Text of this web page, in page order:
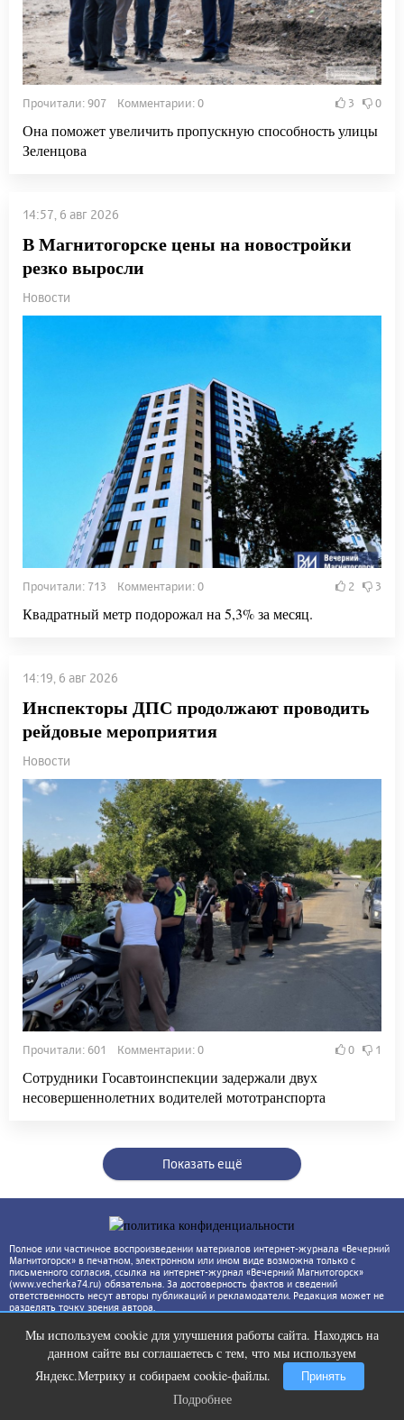
Прочитали: 907 Комментарии: 0 3 0
Она поможет увеличить пропускную способность улицы
Зеленцова
14:57, 6 авг 2026
В Магнитогорске цены на новостройки
резко выросли
Новости
Прочитали: 713 Комментарии: 0 2 3
Квадратный метр подорожал на 5,3% за месяц.
14:19, 6 авг 2026
Инспекторы ДПС продолжают проводить
рейдовые мероприятия
Новости
Прочитали: 601 Комментарии: 0 0 1
Сотрудники Госавтоинспекции задержали двух
несовершеннолетних водителей мототранспорта
Показать ещё
Полное или частичное воспроизведении материалов интернет-журнала «Вечерний
Магнитогорск» в печатном, электронном или ином виде возможна только с
письменного согласия, ссылка на интернет-журнал «Вечерний Магнитогорск»
(www.vecherka74.ru) обязательна. За достоверность фактов и сведений
ответственность несут авторы публикаций и рекламодатели. Редакция может не
разделять точку зрения автора.
Мы используем cookie для улучшения работы сайта. Находясь на
данном сайте вы соглашаетесь с тем, что мы используем
Яндекс.Метрику и собираем cookie-файлы.
Принять
Подробнее
Ролик длится несколько секунд, а
смеяться вы будете долго
Подробнее